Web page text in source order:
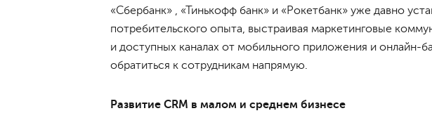
«Сбербанк» , «Тинькофф банк» и «Рокетбанк» уже давно
потребительского опыта, выстраивая маркетинговые
и доступных каналах от мобильного приложения и онлайн-
обратиться к сотрудникам напрямую.
Развитие CRM в малом и среднем бизнесе